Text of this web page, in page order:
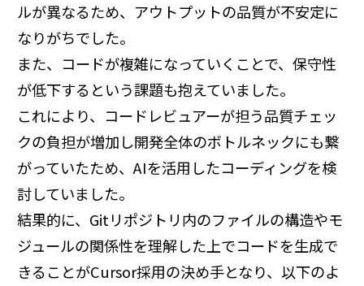
ルが異なるため、アウトプットの品質が不安定に
なりがちでした。
また、コードが複雑になっていくことで、保守性
が低下するという課題も抱えていました。
これにより、コードレビュアーが担う品質チェッ
クの負担が増加し開発全体のボトルネックにも繋
がっていたため、AIを活用したコーディングを検
討していました。
結果的に、Gitリポジトリ内のファイルの構造やモ
ジュールの関係性を理解した上でコードを生成で
きることがCursor採用の決め手となり、以下のよ